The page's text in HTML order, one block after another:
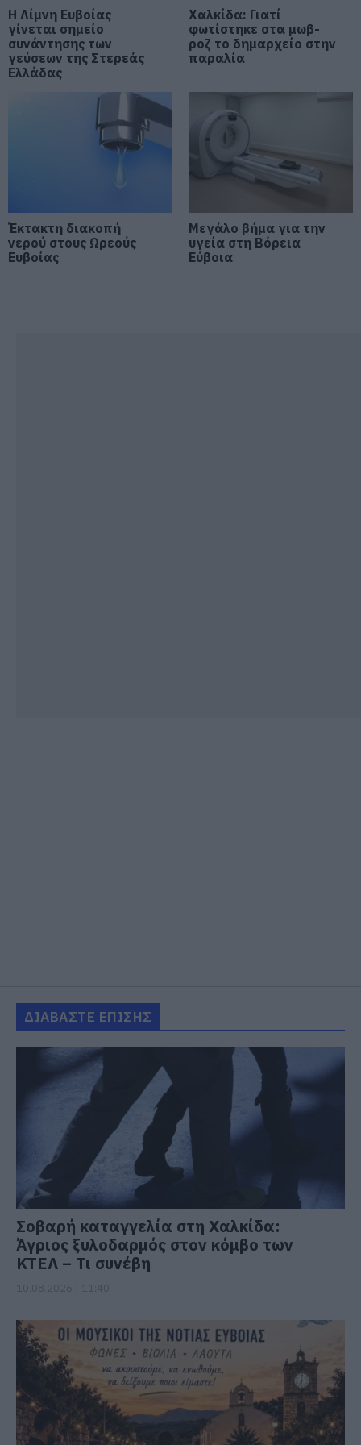
Στο κόκκινο σήμερα Εύβοια και
Σκύρος για κίνδυνο φωτιάς – Τι
απαγορεύεται
10.08.2026 | 08:00
Αναστάτωση σε παραλία της
Εύβοιας: Άνδρας αισθάνθηκε
αδιαθεσία, μεταφέρθηκε στο
εγκληματικότητα από τον
Βαγγέλη Χαινά στους
Ανδρονιάνους Ευβοίας
09.08.2026 | 21:20
Η Λίμνη Ευβοίας
γίνεται σημείο
συνάντησης των
γεύσεων της Στερεάς
Ελλάδας
Χαλκίδα: Γιατί
φωτίστηκε στα μωβ-
ροζ το δημαρχείο στην
παραλία
Έκτακτη διακοπή
νερού στους Ωρεούς
Ευβοίας
Μεγάλο βήμα για την
υγεία στη Βόρεια
Εύβοια
ΔΙΑΒΑΣΤΕ ΕΠΙΣΗΣ
Σοβαρή καταγγελία στη Χαλκίδα:
Άγριος ξυλοδαρμός στον κόμβο των
ΚΤΕΛ – Τι συνέβη